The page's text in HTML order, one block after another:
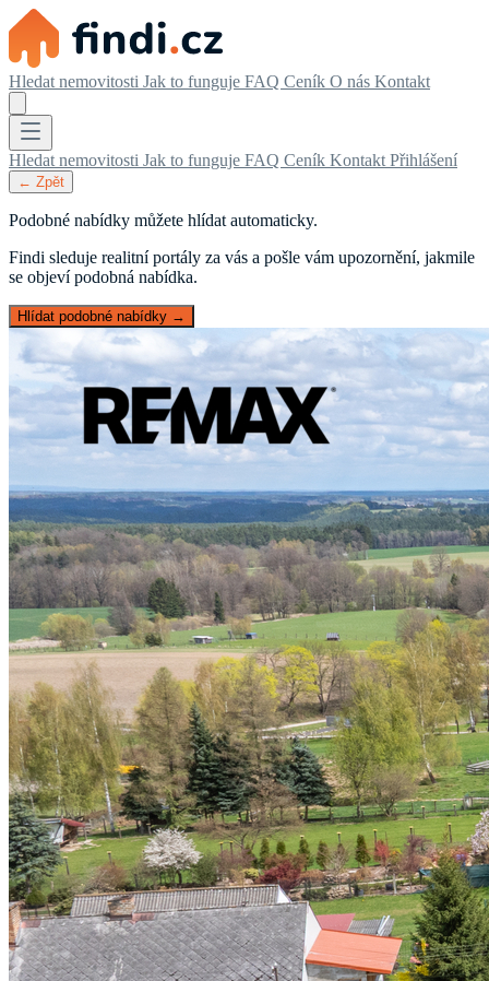
Hledat nemovitosti Jak to funguje FAQ Ceník O nás Kontakt
Hledat nemovitosti Jak to funguje FAQ Ceník Kontakt Přihlášení
← Zpět
Podobné nabídky můžete hlídat automaticky.
Findi sleduje realitní portály za vás a pošle vám upozornění, jakmile
se objeví podobná nabídka.
Hlídat podobné nabídky →